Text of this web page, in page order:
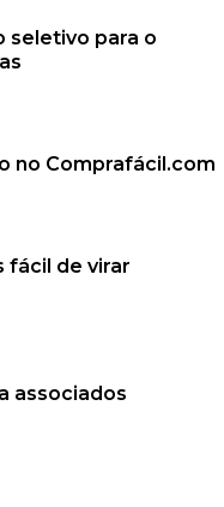
seletivo para o
no Comprafácil.com
fácil de virar
associados